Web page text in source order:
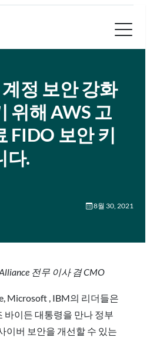
정 보안 강화
위해 AWS 고
FIDO 보안 키
다.
8월 30, 2021
전무 이사 겸 CMO
Microsoft , IBM의 리더들은
바이든 대통령을 만나 정부
이버 보안을 개선할 수 있는